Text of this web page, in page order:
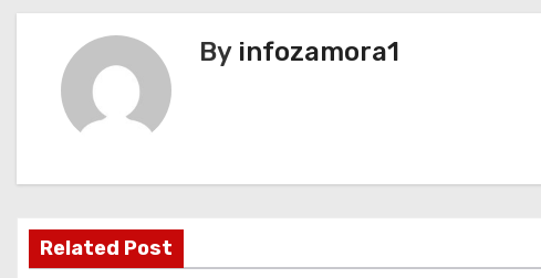
v
i
By infozamora1
Related Post